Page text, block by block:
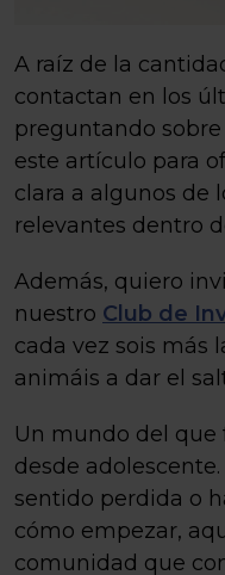
A raíz de la
contactan en los
preguntando
este artículo para
clara a algunos de
relevantes dentro
Además, quiero
nuestro Club de
cada vez sois más
animáis a dar el
Un mundo del
desde
sentido perdida o
cómo empezar,
comunidad que